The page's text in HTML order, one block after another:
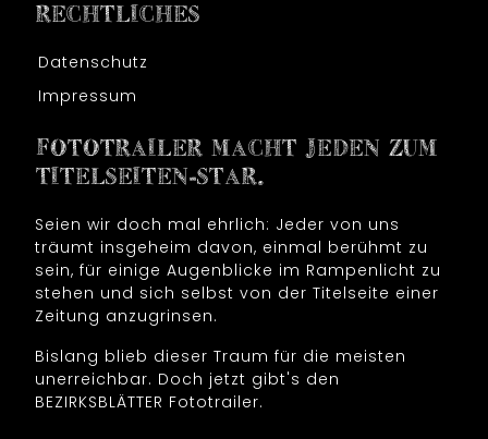
RECHTLICHES
Datenschutz
Impressum
FOTOTRAILER MACHT JEDEN ZUM
TITELSEITEN-STAR.
Seien wir doch mal ehrlich: Jeder von uns
träumt insgeheim davon, einmal berühmt zu
sein, für einige Augenblicke im Rampenlicht zu
stehen und sich selbst von der Titelseite einer
Zeitung anzugrinsen.
Bislang blieb dieser Traum für die meisten
unerreichbar. Doch jetzt gibt's den
BEZIRKSBLÄTTER Fototrailer.